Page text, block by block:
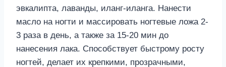
эвкалипта, лаванды, иланг-иланга. Нанести
масло на ногти и массировать ногтевые ложа 2-
3 раза в день, а также за 15-20 мин до
нанесения лака. Способствует быстрому росту
ногтей, делает их крепкими, прозрачными,